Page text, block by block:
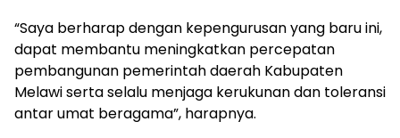
“Saya berharap dengan kepengurusan yang baru ini,
dapat membantu meningkatkan percepatan
pembangunan pemerintah daerah Kabupaten
Melawi serta selalu menjaga kerukunan dan toleransi
antar umat beragama”, harapnya.